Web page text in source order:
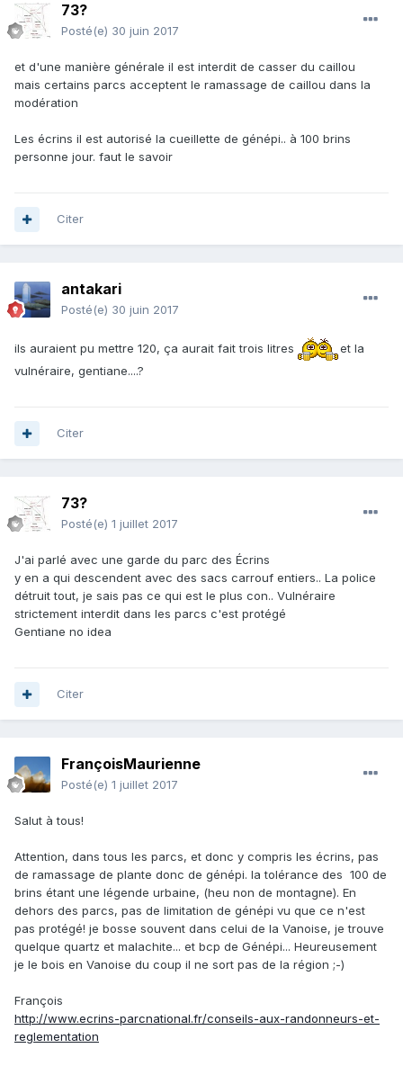
73?
Posté(e) 30 juin 2017
et d'une manière générale il est interdit de casser du caillou
mais certains parcs acceptent le ramassage de caillou dans la
modération
Les écrins il est autorisé la cueillette de génépi.. à 100 brins
personne jour. faut le savoir
Citer
antakari
Posté(e) 30 juin 2017
ils auraient pu mettre 120, ça aurait fait trois litres
et la
vulnéraire, gentiane....?
Citer
73?
Posté(e) 1 juillet 2017
J'ai parlé avec une garde du parc des Écrins
y en a qui descendent avec des sacs carrouf entiers.. La police
détruit tout, je sais pas ce qui est le plus con.. Vulnéraire
strictement interdit dans les parcs c'est protégé
Gentiane no idea
Citer
FrançoisMaurienne
Posté(e) 1 juillet 2017
Salut à tous!
Attention, dans tous les parcs, et donc y compris les écrins, pas
de ramassage de plante donc de génépi. la tolérance des 100 de
brins étant une légende urbaine, (heu non de montagne). En
dehors des parcs, pas de limitation de génépi vu que ce n'est
pas protégé! je bosse souvent dans celui de la Vanoise, je trouve
quelque quartz et malachite... et bcp de Génépi... Heureusement
je le bois en Vanoise du coup il ne sort pas de la région ;-)
François
http://www.ecrins-parcnational.fr/conseils-aux-randonneurs-et-
reglementation